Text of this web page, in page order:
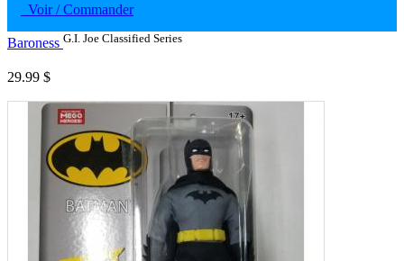
Voir / Commander
Baroness G.I. Joe Classified Series
29.99 $